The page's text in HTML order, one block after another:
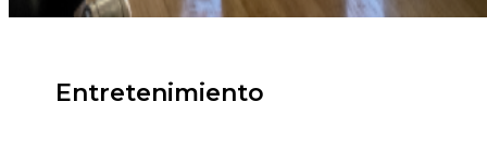
Entretenimiento